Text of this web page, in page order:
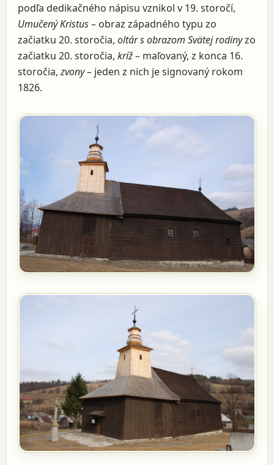
podľa dedikačného nápisu vznikol v 19. storočí,
Umučený Kristus– obraz západného typu zo
začiatku 20. storočia, oltár s obrazom Svätej rodinyzo
začiatku 20. storočia, kríž– maľovaný, z konca 16.
storočia,zvony– jeden z nich je signovaný rokom
1826.